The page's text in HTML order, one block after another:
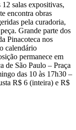
salas expositivas,
encontra obras
pela curadoria,
Grande parte dos
Pinacoteca nos
calendário
permanece em
de São Paulo – Praça
das 10 às 17h30 –
R$ 6 (inteira) e R$